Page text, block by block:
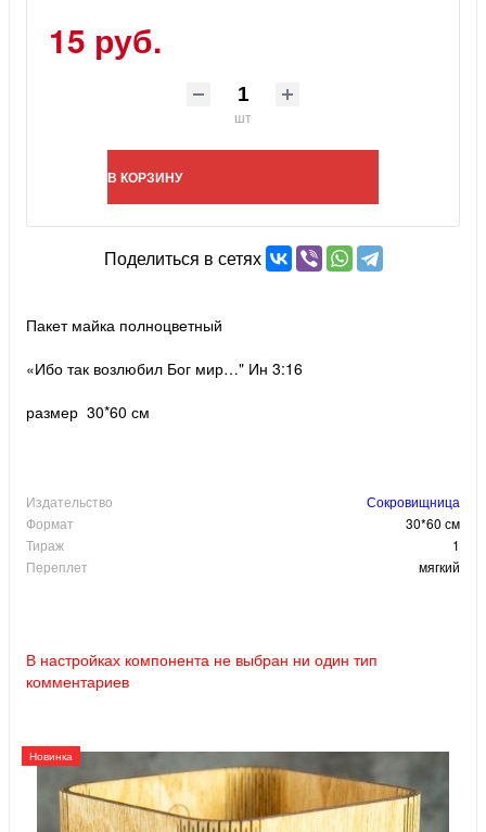
15 руб.
шт
В КОРЗИНУ
Поделиться в сетях
Пакет майка полноцветный
«Ибо так возлюбил Бог мир…" Ин 3:16
размер 30*60 см
Издательство
Сокровищница
Формат
30*60 см
Тираж
1
Переплет
мягкий
В настройках компонента не выбран ни один тип
комментариев
Новинка